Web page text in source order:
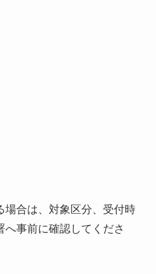
場合は、対象区分、受付時
へ事前に確認してくださ